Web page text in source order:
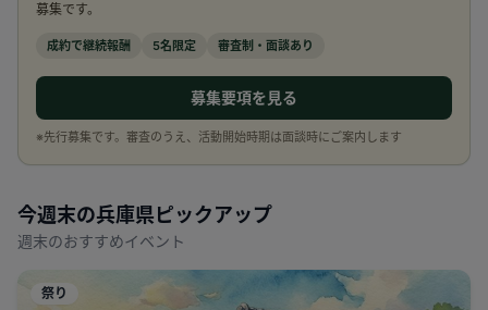
募集です。
成約で継続報酬 5名限定 審査制・面談あり
募集要項を見る
※先行募集です。審査のうえ、活動開始時期は面談時にご案内します
今週末の兵庫県 ピックアップ
週末のおすすめイベント
祭り